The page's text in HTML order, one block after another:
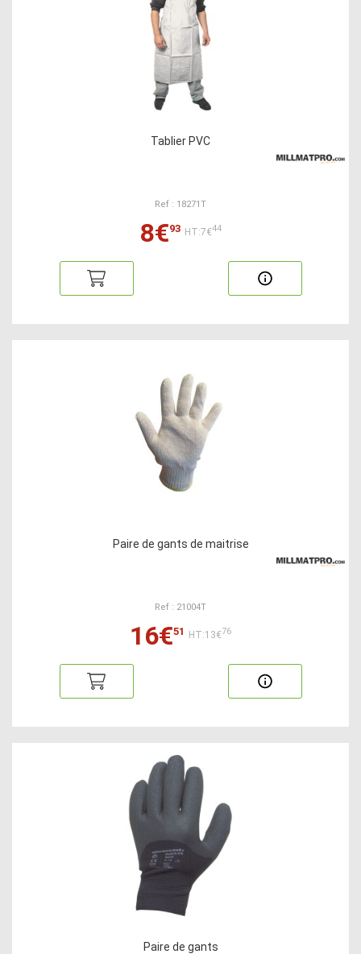
Tablier PVC
Ref : 18271T
8€93 HT:7€44
Paire de gants de maitrise
Ref : 21004T
16€51 HT:13€76
Paire de gants